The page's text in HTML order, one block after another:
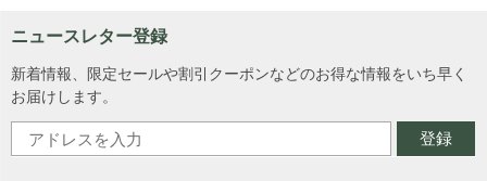
ニュースレター登録
新着情報、限定セールや割引クーポンなどのお得な情報をいち早く
お届けします。
登録